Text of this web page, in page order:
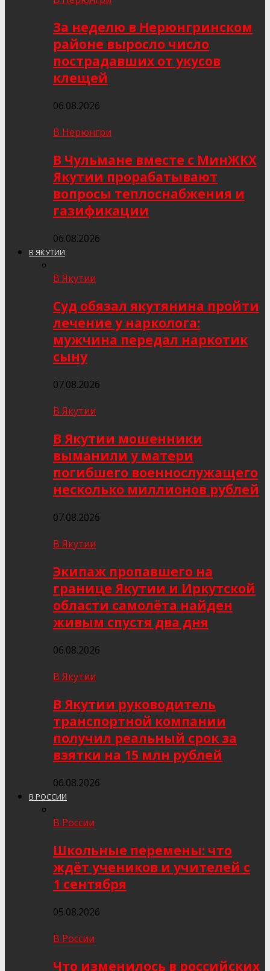
За неделю в Нерюнгринском
районе выросло число
пострадавших от укусов
клещей
06.08.2026
В Нерюнгри
В Чульмане вместе с МинЖКХ
Якутии прорабатывают
вопросы теплоснабжения и
газификации
06.08.2026
В ЯКУТИИ
В Якутии
Суд обязал якутянина пройти
лечение у нарколога:
мужчина передал наркотик
сыну
07.08.2026
В Якутии
В Якутии мошенники
выманили у матери
погибшего военнослужащего
несколько миллионов рублей
07.08.2026
В Якутии
Экипаж пропавшего на
границе Якутии и Иркутской
области самолёта найден
живым спустя два дня
06.08.2026
В Якутии
В Якутии руководитель
транспортной компании
получил реальный срок за
взятки на 15 млн рублей
06.08.2026
В РОССИИ
В России
Школьные перемены: что
ждёт учеников и учителей с
1 сентября
05.08.2026
В России
Что изменилось в российских